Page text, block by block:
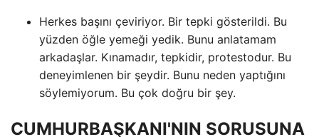
Herkes başını çeviriyor. Bir tepki gösterildi. Bu
yüzden öğle yemeği yedik. Bunu anlatamam
arkadaşlar. Kınamadır, tepkidir, protestodur. Bu
deneyimlenen bir şeydir. Bunu neden yaptığını
söylemiyorum. Bu çok doğru bir şey.
CUMHURBAŞKANI'NIN SORUSUNA